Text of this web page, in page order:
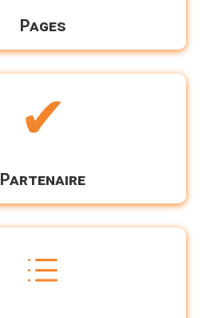
Pages
✔
Partenaire
d